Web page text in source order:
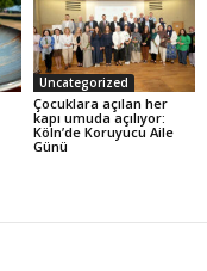
Uncategorized
Çocuklara açılan her
kapı umuda açılıyor:
Köln’de Koruyucu Aile
Günü